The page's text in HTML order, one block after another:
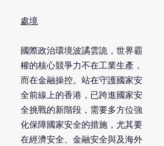
處境
國際政治環境波譎雲詭，世界霸
權的核心競爭力不在工業生產，
而在金融操控。站在守護國家安
全前線上的香港，已跨進國家安
全挑戰的新階段，需要多方位強
化保障國家安全的措施，尤其要
在經濟安全、金融安全與及海外